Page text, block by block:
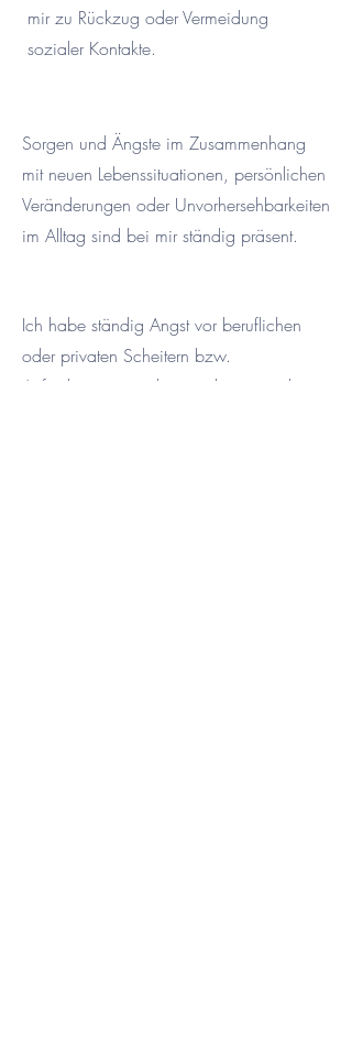
mir zu Rückzug oder Vermeidung
sozialer Kontakte.
Sorgen und Ängste im Zusammenhang
mit neuen Lebenssituationen, persönlichen
Veränderungen oder Unvorhersehbarkeiten
im Alltag sind bei mir ständig präsent.
Ich habe ständig Angst vor beruflichen
oder privaten Scheitern bzw.
Anforderungen nicht gerecht zu werden.